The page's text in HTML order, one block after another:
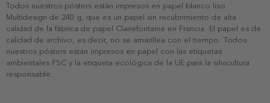
Todos nuestros pósters están impresos en papel blanco liso
Multidesign de 240 g, que es un papel sin recubrimiento de alta
calidad de la fábrica de papel Clairefontaine en Francia. El papel es de
calidad de archivo, es decir, no se amarillea con el tiempo. Todos
nuestros pósters están impresos en papel con las etiquetas
ambientales FSC y la etiqueta ecológica de la UE para la silvicultura
responsable.